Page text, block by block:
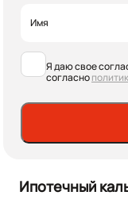
Я даю свое
согласно
Ипотечный